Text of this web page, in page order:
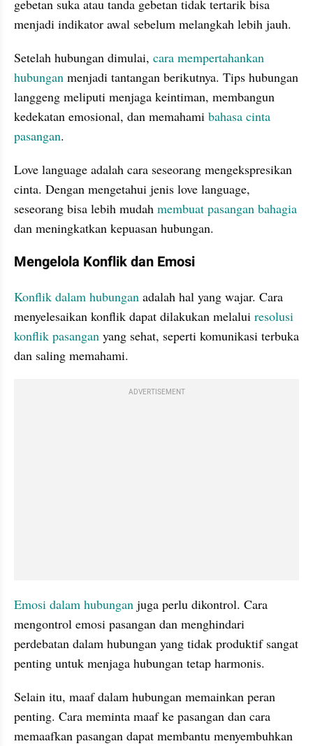
gebetan suka atau tanda gebetan tidak tertarik bisa
menjadi indikator awal sebelum melangkah lebih jauh.
Setelah hubungan dimulai, cara mempertahankan
hubungan menjadi tantangan berikutnya. Tips hubungan
langgeng meliputi menjaga keintiman, membangun
kedekatan emosional, dan memahami bahasa cinta
pasangan.
Love language adalah cara seseorang mengekspresikan
cinta. Dengan mengetahui jenis love language,
seseorang bisa lebih mudah
dan meningkatkan kepuasan hubungan.
Mengelola Konflik dan Emosi
Konflik dalam hubungan adalah hal yang wajar. Cara
menyelesaikan konflik dapat dilakukan melalui resolusi
konflik pasangan yang sehat, seperti komunikasi terbuka
dan saling memahami.
ADVERTISEMENT
Emosi dalam hubungan juga perlu dikontrol. Cara
mengontrol emosi pasangan dan menghindari
perdebatan dalam hubungan yang tidak produktif sangat
penting untuk menjaga hubungan tetap harmonis.
Selain itu, maaf dalam hubungan memainkan peran
penting. Cara meminta maaf ke pasangan dan cara